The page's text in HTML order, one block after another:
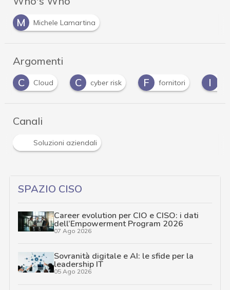
M
Michele Lamartina
Argomenti
C
Cloud C cyber risk F fornitori I
Canali
Soluzioni aziendali
SPAZIO CISO
Career evolution per CIO e CISO: i dati
dell’Empowerment Program 2026
07 Ago 2026
Sovranità digitale e AI: le sfide per la
leadership IT
05 Ago 2026